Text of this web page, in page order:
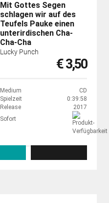
Mit Gottes Segen
schlagen wir auf des
Teufels Pauke einen
unterirdischen Cha-
Cha-Cha
Lucky Punch
€ 3,50
Medium
CD
Spielzeit
0:39:58
Release
2017
Sofort